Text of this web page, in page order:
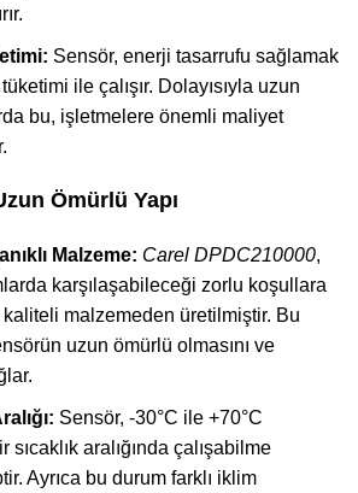
Sensör, enerji tasarrufu sağlamak
ile çalışır. Dolayısıyla uzun
bu, işletmelere önemli maliyet
Ömürlü Yapı
Malzeme: Carel DPDC210000,
karşılaşabileceği zorlu koşullara
kaliteli malzemeden üretilmiştir. Bu
uzun ömürlü olmasını ve
Sensör, -30°C ile +70°C
sıcaklık aralığında çalışabilme
Ayrıca bu durum farklı iklim